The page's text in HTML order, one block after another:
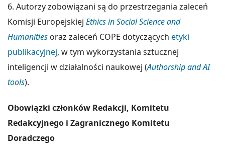
6. Autorzy zobowiązani są do przestrzegania zaleceń
Komisji Europejskiej Ethics in Social Science and
Humanities oraz zaleceń COPE dotyczących etyki
publikacyjnej, w tym wykorzystania sztucznej
inteligencji w działalności naukowej (Authorship and AI
tools).
Obowiązki członków Redakcji, Komitetu
Redakcyjnego i Zagranicznego Komitetu
Doradczego